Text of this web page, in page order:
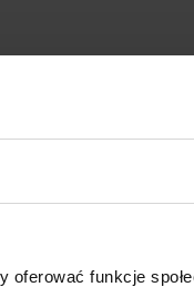
funkcje